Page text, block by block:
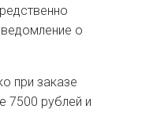
о
при заказе
7500 рублей и